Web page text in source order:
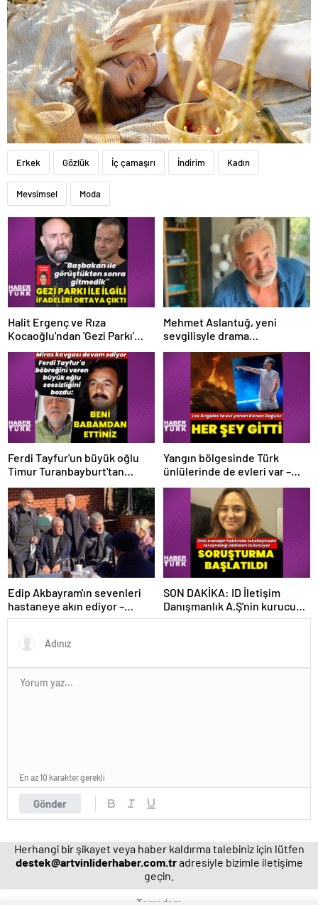
Erkek Gözlük İç çamaşırı İndirim Kadın
Mevsimsel Moda
Halit Ergenç ve Rıza
Kocaoğlu'ndan 'Gezi Parkı'
ifadesi – Magazin haberleri
Mehmet Aslantuğ, yeni
sevgilisyle drama
çalışmalarında tanıştı –
Magazin haberleri
Ferdi Tayfur'un büyük oğlu
Timur Turanbayburt'tan
Yangın bölgesinde Türk
ünlülerinde de evleri var –
Edip Akbayram'ın sevenleri
hastaneye akın ediyor –
Magazin habetrleri
SON DAKİKA: ID İletişim
Danışmanlık A.Ş'nin kurucusu
ve ortağı olan Ayşe Barım
Gönder
En az 10 karakter gerekli
Herhangi bir şikayet veya haber kaldırma talebiniz için lütfen
destek@artvinliderhaber.com.tradresiyle bizimle iletişime
geçin.